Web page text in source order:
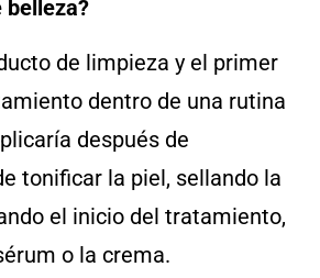
belleza?
de limpieza y el primer
dentro de una rutina
después de
tonificar la piel, sellando la
el inicio del tratamiento,
o la crema.